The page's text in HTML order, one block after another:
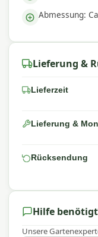
Abmessung:
Lieferung &
Lieferzeit
Lieferung &
Rücksendung
Hilfe
Unsere